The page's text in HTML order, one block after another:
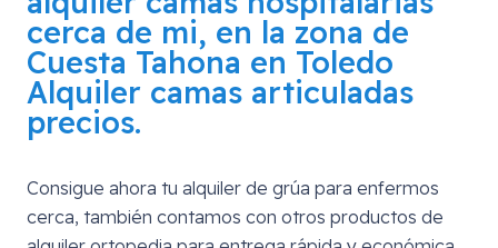
cerca de mi, en la zona de
Cuesta Tahona en Toledo
Alquiler camas articuladas
precios.
Consigue ahora tu alquiler de grúa para enfermos
cerca, también contamos con otros productos de